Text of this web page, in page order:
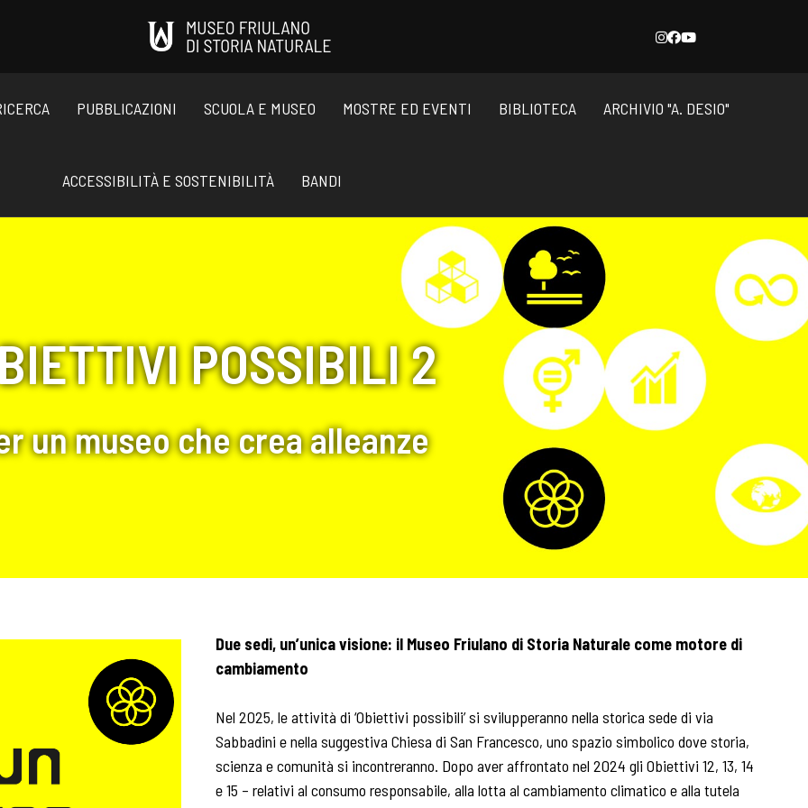
PUBBLICAZIONI SCUOLA E MUSEO MOSTRE ED EVENTI BIBLIOTECA ARCHIVIO "A. DESIO"
ACCESSIBILITÀ E SOSTENIBILITÀ BANDI
POSSIBILI 2
un museo che crea alleanze
Due sedi, un’unica visione: il Museo Friulano di Storia Naturale come motore di
cambiamento
Nel 2025, le attività di ‘Obiettivi possibili’ si svilupperanno nella storica sede di via
Sabbadini e nella suggestiva Chiesa di San Francesco, uno spazio simbolico dove storia,
scienza e comunità si incontreranno. Dopo aver affrontato nel 2024 gli Obiettivi 12, 13, 14
e 15 – relativi al consumo responsabile, alla lotta al cambiamento climatico e alla tutela